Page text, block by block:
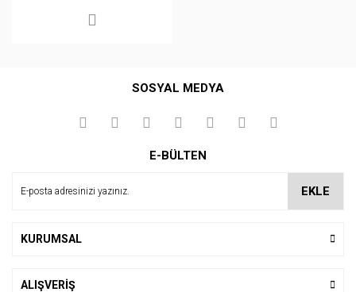
SOSYAL MEDYA
E-BÜLTEN
EKLE
KURUMSAL
ALIŞVERİŞ